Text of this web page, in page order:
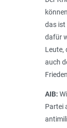
das ist
dafür
Leute,
auch
AIB:
Partei